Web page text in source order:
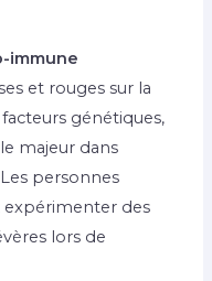
immune
et rouges sur la
génétiques,
majeur dans
personnes
expérimenter des
lors de